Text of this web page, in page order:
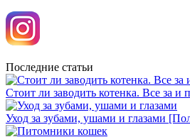
Последние статьи
Стоит ли заводить котенка. Все за
Уход за зубами, ушами и глазами